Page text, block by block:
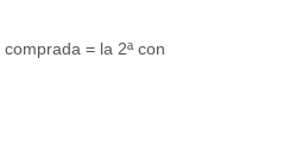
= la 2ª con